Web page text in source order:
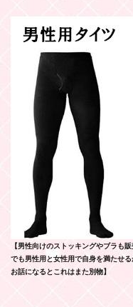
【男性向けのストッキングやブラも
でも男性用と女性用で自身を満たせ
お話になるとこれはまた別物】